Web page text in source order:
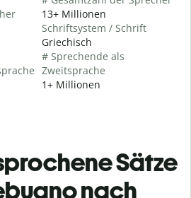
13+ Millionen
Schriftsystem / Schrift
Griechisch
# Sprechende als
Zweitsprache
1+ Millionen
Sätze
nach